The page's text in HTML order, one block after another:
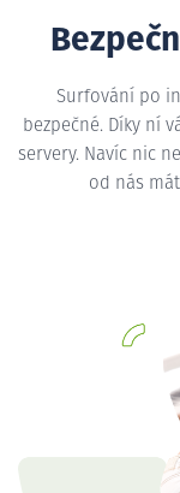
Surfování po
bezpečné. Díky ní
servery. Navíc nic
od nás